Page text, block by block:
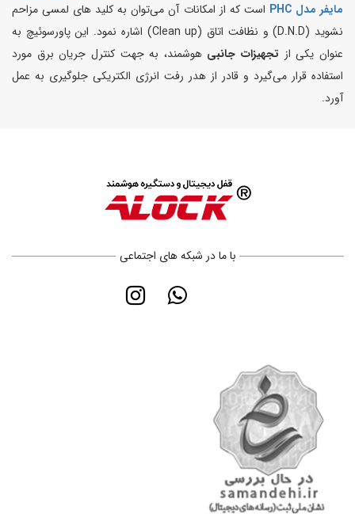
مایفر مدل PHC
است که از امکانات آن می‌توان به کلید های لمسی مزاحم
نشوید (D.N.D) و نظافت اتاق (Clean up) اشاره نمود. این پاورسوئیچ به
عنوان یکی از تجهیزات جانبی هوشمند، به جهت کنترل جریان برق مورد
استفاده قرار می‌گیرد و قادر از هدر رفت انرژی الکتریکی جلوگیری به عمل
آورد.
با ما در شبکه های اجتماعی